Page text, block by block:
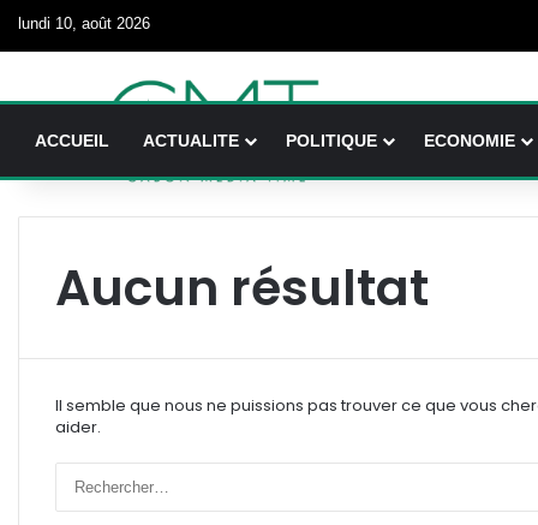
lundi 10, août 2026
ACCUEIL ACTUALITE POLITIQUE ECONOMIE
Aucun résultat
Il semble que nous ne puissions pas trouver ce que vous
aider.